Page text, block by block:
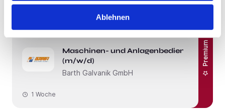
Ablehnen
Oberursel (Taunus)
Maschinen- und Anlagenbediener
(m/w/d)
Barth Galvanik GmbH
Premium
1 Woche